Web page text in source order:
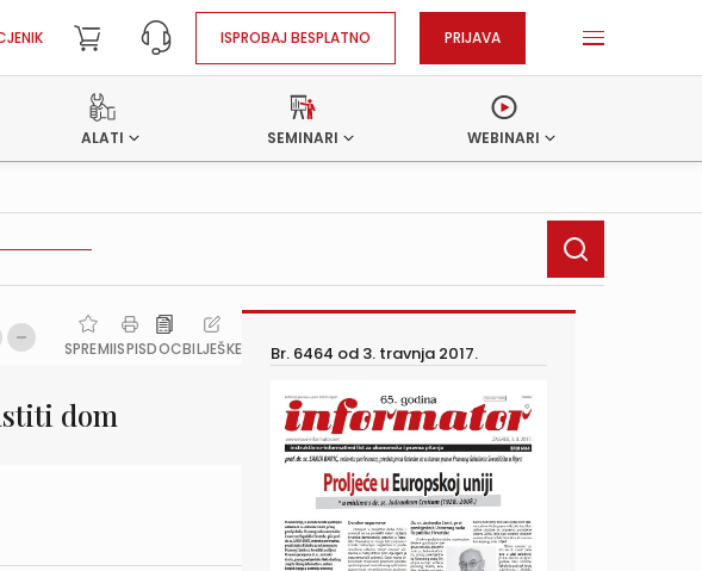
ISPROBAJ BESPLATNO PRIJAVA
ALATI SEMINARI WEBINARI
SPREMIISPISDOCBILJEŠKE
dom
Br. 6464 od 3. travnja 2017.